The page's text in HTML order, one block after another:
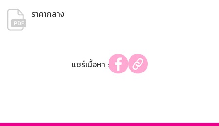
ราคากลาง
แชร์เนื้อหา :